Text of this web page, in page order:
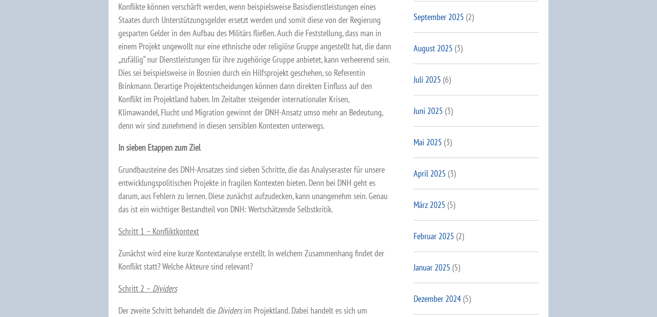
Konflikte können verschärft werden, wenn beispielsweise Basisdienstleistungen eines
Staates durch Unterstützungsgelder ersetzt werden und somit diese von der Regierung
gesparten Gelder in den Aufbau des Militärs fließen. Auch die Feststellung, dass man in
einem Projekt ungewollt nur eine ethnische oder religiöse Gruppe angestellt hat, die dann
„zufällig“ nur Dienstleistungen für ihre zugehörige Gruppe anbietet, kann verheerend sein.
Dies sei beispielsweise in Bosnien durch ein Hilfsprojekt geschehen, so Referentin
Brinkmann. Derartige Projektentscheidungen können dann direkten Einfluss auf den
Konflikt im Projektland haben. Im Zeitalter steigender internationaler Krisen,
Klimawandel, Flucht und Migration gewinnt der DNH-Ansatz umso mehr an Bedeutung,
denn wir sind zunehmend in diesen sensiblen Kontexten unterwegs.
In sieben Etappen zum Ziel
Grundbausteine des DNH-Ansatzes sind sieben Schritte, die das Analyseraster für unsere
entwicklungspolitischen Projekte in fragilen Kontexten bieten. Denn bei DNH geht es
darum, aus Fehlern zu lernen. Diese zunächst aufzudecken, kann unangenehm sein. Genau
das ist ein wichtiger Bestandteil von DNH: Wertschätzende Selbstkritik.
Schritt 1 – Konfliktkontext
Zunächst wird eine kurze Kontextanalyse erstellt. In welchem Zusammenhang findet der
Konflikt statt? Welche Akteure sind relevant?
Schritt 2 – Dividers
Der zweite Schritt behandelt die Dividersim Projektland. Dabei handelt es sich um
September 2025 (2)
August 2025 (3)
Juli 2025 (6)
Juni 2025 (3)
Mai 2025 (3)
April 2025 (3)
März 2025 (5)
Februar 2025 (2)
Januar 2025 (5)
Dezember 2024(5)